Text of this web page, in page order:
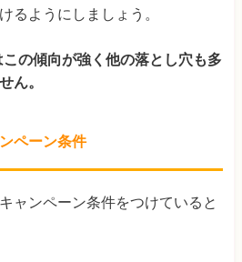
るようにしましょう。
の傾向が強く他の落とし穴も多
ん。
ペーン条件
ャンペーン条件をつけていると